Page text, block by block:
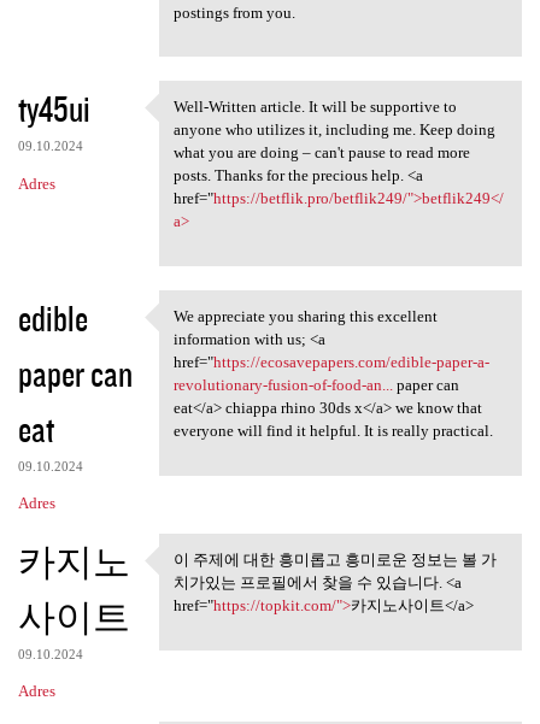
postings from you.
ty45ui
09.10.2024
Adres
Well-Written article. It will
Well-Written article. It will be supportive to
anyone who utilizes it, including me. Keep doing
what you are doing – can't pause to read more
posts. Thanks for the precious help. <a
href="https://betflik.pro/betflik249/">betflik249</
a>
edible
paper can
eat
09.10.2024
Adres
We appreciate you sharing
We appreciate you sharing this excellent
information with us; <a
href="https://ecosavepapers.com/edible-paper-a-
revolutionary-fusion-of-food-an...paper can
eat</a> chiappa rhino 30ds x</a> we know that
everyone will find it helpful. It is really practical.
카지노
사이트
09.10.2024
Adres
이 주제에 대한 흥미롭고 흥미로
운 정보는 볼
이 주제에 대한 흥미롭고 흥미로운 정보는 볼 가
치가있는 프로필에서 찾을 수 있습니다. <a
href="https://topkit.com/">카지노사이트</a>